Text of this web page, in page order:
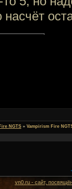
насчёт
NGTS » Vampirism Fire
vn0.ru - сайт,